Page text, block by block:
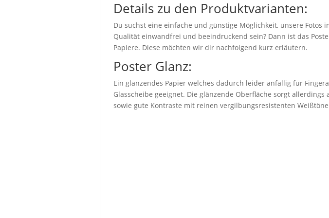
Details zu den Produktvarianten:
Du suchst eine einfache und günstige Möglichkeit, unsere Fotos
Qualität einwandfrei und beeindruckend sein? Dann ist das
Papiere. Diese möchten wir dir nachfolgend kurz erläutern.
Poster Glanz:
Ein glänzendes Papier welches dadurch leider anfällig für
Glasscheibe geeignet. Die glänzende Oberfläche sorgt
sowie gute Kontraste mit reinen vergilbungsresistenten